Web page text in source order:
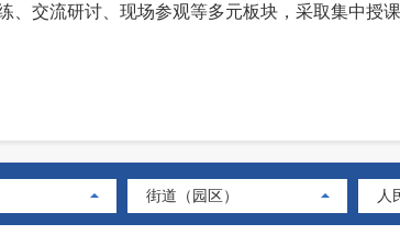
交流研讨、现场参观等多元板块，采取集中授
街道（园区） 人